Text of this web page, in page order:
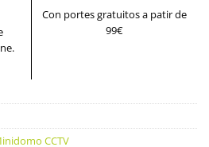
Con portes gratuitos a patir de
99€
CCTV